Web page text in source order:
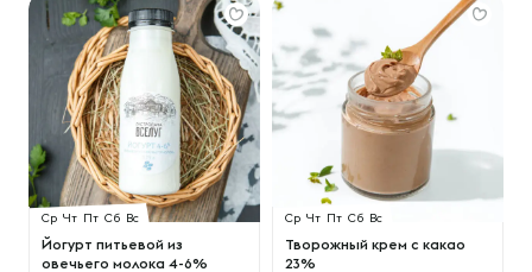
Ср Чт Пт Сб Вс
Йогурт питьевой из
овечьего молока 4-6%
Ср Чт Пт Сб Вс
Творожный крем с какао
23%